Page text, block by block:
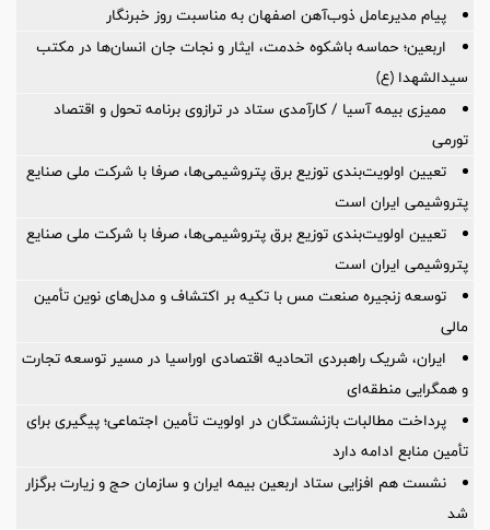
پیام مدیرعامل ذوب‌آهن اصفهان به مناسبت روز خبرنگار
اربعین؛ حماسه باشکوه خدمت، ایثار و نجات جان انسان‌ها در مکتب
سیدالشهدا (ع)
ممیزی بیمه آسیا / کارآمدی ستاد در ترازوی برنامه تحول و اقتصاد
تورمی
تعیین اولویت‌بندی توزیع برق پتروشیمی‌ها، صرفا با شرکت ملی صنایع
پتروشیمی ایران است
تعیین اولویت‌بندی توزیع برق پتروشیمی‌ها، صرفا با شرکت ملی صنایع
پتروشیمی ایران است
توسعه زنجیره صنعت مس با تکیه بر اکتشاف و مدل‌های نوین تأمین
مالی
ایران، شریک راهبردی اتحادیه اقتصادی اوراسیا در مسیر توسعه تجارت
و همگرایی منطقه‌ای
پرداخت مطالبات بازنشستگان در اولویت تأمین اجتماعی؛ پیگیری برای
تأمین منابع ادامه دارد
نشست هم افزایی ستاد اربعین بیمه ایران و سازمان حج و زیارت برگزار
شد